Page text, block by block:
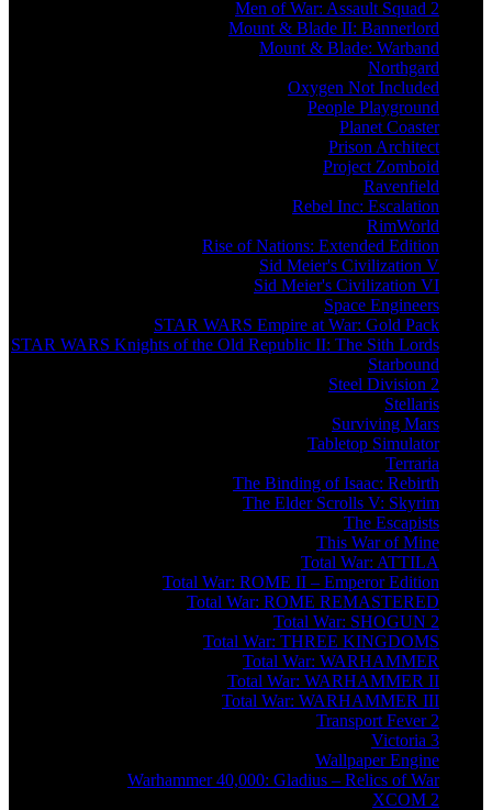
Men of War: Assault Squad 2
Mount & Blade II: Bannerlord
Mount & Blade: Warband
Northgard
Oxygen Not Included
People Playground
Planet Coaster
Prison Architect
Project Zomboid
Ravenfield
Rebel Inc: Escalation
RimWorld
Rise of Nations: Extended Edition
Sid Meier's Civilization V
Sid Meier's Civilization VI
Space Engineers
STAR WARS Empire at War: Gold Pack
STAR WARS Knights of the Old Republic II: The Sith Lords
Starbound
Steel Division 2
Stellaris
Surviving Mars
Tabletop Simulator
Terraria
The Binding of Isaac: Rebirth
The Elder Scrolls V: Skyrim
The Escapists
This War of Mine
Total War: ATTILA
Total War: ROME II – Emperor Edition
Total War: ROME REMASTERED
Total War: SHOGUN 2
Total War: THREE KINGDOMS
Total War: WARHAMMER
Total War: WARHAMMER II
Total War: WARHAMMER III
Transport Fever 2
Victoria 3
Wallpaper Engine
Warhammer 40,000: Gladius – Relics of War
XCOM 2